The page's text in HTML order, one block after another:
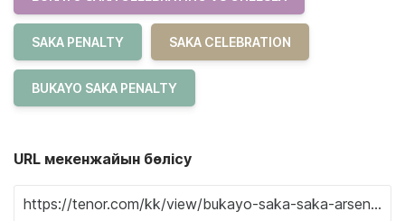
SAKA PENALTY SAKA CELEBRATION
BUKAYO SAKA PENALTY
URL мекенжайын бөлісу